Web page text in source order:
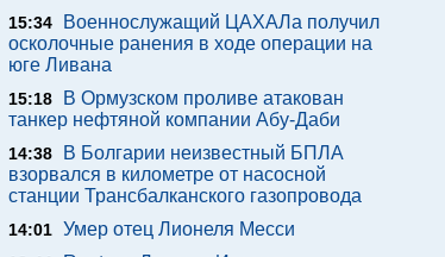
15:34
Военнослужащий ЦАХАЛа получил
осколочные ранения в ходе операции на
юге Ливана
15:18
В Ормузском проливе атакован
танкер нефтяной компании Абу-Даби
14:38
В Болгарии неизвестный БПЛА
взорвался в километре от насосной
станции Трансбалканского газопровода
14:01 Умер отец Лионеля Месси